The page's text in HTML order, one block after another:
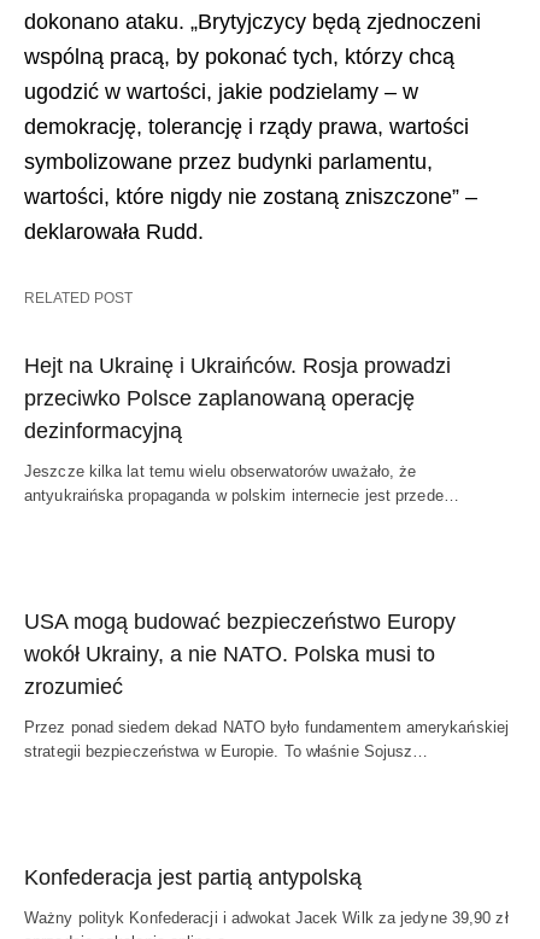
dokonano ataku. „Brytyjczycy będą zjednoczeni
wspólną pracą, by pokonać tych, którzy chcą
ugodzić w wartości, jakie podzielamy – w
demokrację, tolerancję i rządy prawa, wartości
symbolizowane przez budynki parlamentu,
wartości, które nigdy nie zostaną zniszczone” –
deklarowała Rudd.
RELATED POST
Hejt na Ukrainę i Ukraińców. Rosja prowadzi
przeciwko Polsce zaplanowaną operację
dezinformacyjną
Jeszcze kilka lat temu wielu obserwatorów uważało, że
antyukraińska propaganda w polskim internecie jest przede…
USA mogą budować bezpieczeństwo Europy
wokół Ukrainy, a nie NATO. Polska musi to
zrozumieć
Przez ponad siedem dekad NATO było fundamentem amerykańskiej
strategii bezpieczeństwa w Europie. To właśnie Sojusz…
Konfederacja jest partią antypolską
Ważny polityk Konfederacji i adwokat Jacek Wilk za jedyne 39,90 zł